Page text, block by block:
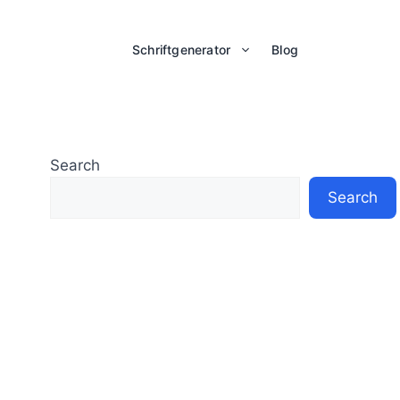
Schriftgenerator Blog
Search
Search